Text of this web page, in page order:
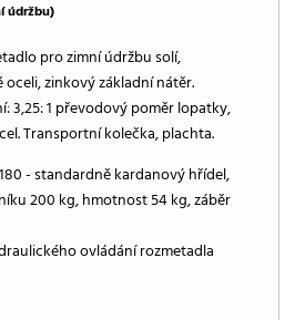
údržbu)
pro zimní údržbu solí,
oceli, zinkový základní nátěr.
3,25: 1 převodový poměr lopatky,
Transportní kolečka, plachta.
- standardně kardanový hřídel,
200 kg, hmotnost 54 kg, záběr
ovládání rozmetadla